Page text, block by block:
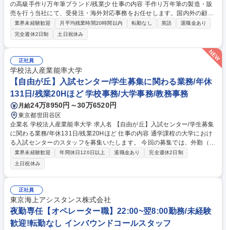
の高級手作り万年筆ブランド/残業少 仕事の内容 手作り万年筆の製造・販
売を行う当社にて、受発注・海外対応事務をお任せします。国内外の顧客
や取引先からの受発注業務や各種書類作成、催事対応のほか、英文メール
の読解・作成などを幅広く担当いただきます。 ■受発注業務、納期管理、
各種書類作成、社内情報整理や適切な管理■顧客・取引先とのメールや電
話対応、催事における丁寧な顧客対応全般■英文メールの確認、修正、新
規作成、海外関係先とのやり取り■製造や出荷に関連する事務・進行管理
のサポート対応■業務フローの改善提案、ブランド理解を踏まえた情報発
信の補助■必要に応じた新規取引先との折衝■万年筆の組立作業【業務内容
の変更範囲】当社の指定する業務 募集職種 台東区【受発注・海外対応事
務】伝統の高級手作り万年筆ブランド/残業少
業界未経験歓迎 月平均残業時間20時間以内 転勤なし 英語
退職金あり
完全週休2日制
土日祝休み
正社員
学校法人産業能率大学
【自由が丘】入試センター/学生募集に関わる業務/年休
131日/残業20Hほど 学校事務/大学事務/教務事務
月給24万8950円～30万6520円
東京都世田谷区
企業名 学校法人産業能率大学 求人名 【自由が丘】入試センター/学生募集
に関わる業務/年休131日/残業20Hほど 仕事の内容 通学課程の大学におけ
る入試センターのスタッフを募集いたします。 今回の募集では、外勤（高
校・予備校訪問）と内勤（事務）のどちらもご担当いただきます。 【職務
内容】 ■入学試験に関わる業務（願書処理、試験準備・運営、面接対応、
入学手続）■入学試験問題作成調整業務（作問委員会運営、業者との調
整）■要項等の制作物に関わる業務（企画・制作管理・校正）■業務管理シ
ステムに関わる業務（資料請求・出願・入学手続管理）■学生募集に関わ
る業務全般（高校・予備校・日本語学校での訪問・学生募集イベント運
営） 募集職種 【自由が丘】入試センター/学生募集に関わる業務/年休131
日/残業20Hほど
業界未経験歓迎 年間休日120日以上 退職金あり
完全週休2日制
土日祝休み
正社員
東京海上アシスタンス株式会社
夜勤専任【オペレーター職】22:00~翌8:00勤務/未経験
歓迎!転勤なし インバウンドコールスタッフ